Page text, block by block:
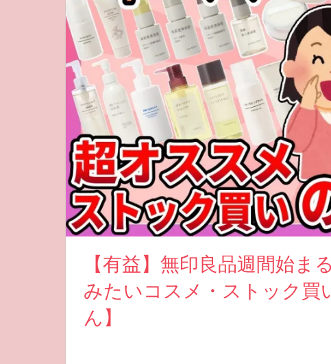
【有益】無印良品週間始
みたいコスメ・ストック買
ん】